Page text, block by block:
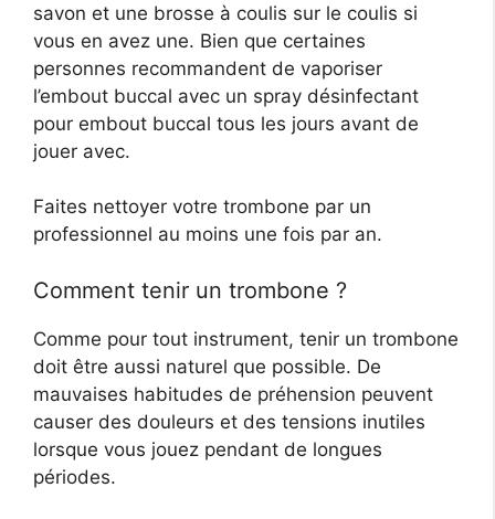
savon et une brosse à coulis sur le coulis si
vous en avez une. Bien que certaines
personnes recommandent de vaporiser
l’embout buccal avec un spray désinfectant
pour embout buccal tous les jours avant de
jouer avec.
Faites nettoyer votre trombone par un
professionnel au moins une fois par an.
Comment tenir un trombone ?
Comme pour tout instrument, tenir un trombone
doit être aussi naturel que possible. De
mauvaises habitudes de préhension peuvent
causer des douleurs et des tensions inutiles
lorsque vous jouez pendant de longues
périodes.